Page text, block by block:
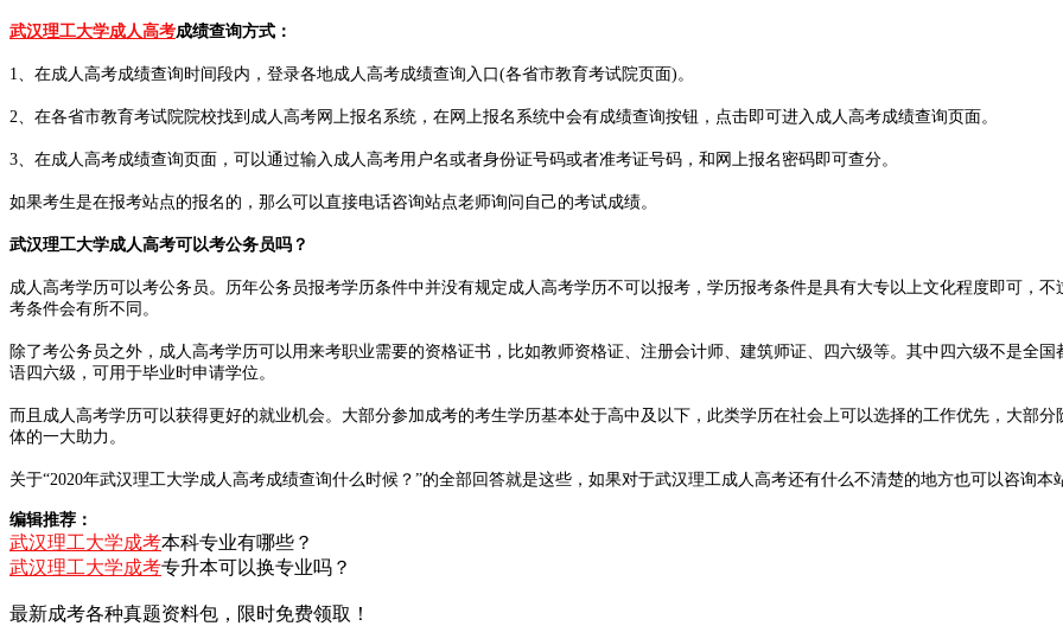
武汉理工大学成人高考成绩查询方式：
1、在成人高考成绩查询时间段内，登录各地成人高考成绩查询入口(各省市教育考试院页面)。
2、在各省市教育考试院院校找到成人高考网上报名系统，在网上报名系统中会有成绩查询按钮，点击即可进入成人高考成绩查询页面。
3、在成人高考成绩查询页面，可以通过输入成人高考用户名或者身份证号码或者准考证号码，和网上报名密码即可查分。
如果考生是在报考站点的报名的，那么可以直接电话咨询站点老师询问自己的考试成绩。
武汉理工大学成人高考可以考公务员吗？
成人高考学历可以考公务员。历年公务员报考学历条件中并没有规定成人高考学历不可以报考，学历报考条件是具有大专以上文化程度即可，
考条件会有所不同。
除了考公务员之外，成人高考学历可以用来考职业需要的资格证书，比如教师资格证、注册会计师、建筑师证、四六级等。其中四六级不是全
语四六级，可用于毕业时申请学位。
而且成人高考学历可以获得更好的就业机会。大部分参加成考的考生学历基本处于高中及以下，此类学历在社会上可以选择的工作优先，大部
体的一大助力。
关于“2020年武汉理工大学成人高考成绩查询什么时候？”的全部回答就是这些，如果对于武汉理工成人高考还有什么不清楚的地方也可以咨询本
编辑推荐：
武汉理工大学成考本科专业有哪些？
武汉理工大学成考专升本可以换专业吗？
最新成考各种真题资料包，限时免费领取！